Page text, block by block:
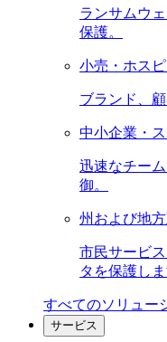
ランサムウ
保護。
小売・ホス
ブランド、
中小企業・
迅速なチー
御。
州および地
市民サービ
タを保護しま
すべてのソリュー
サービス